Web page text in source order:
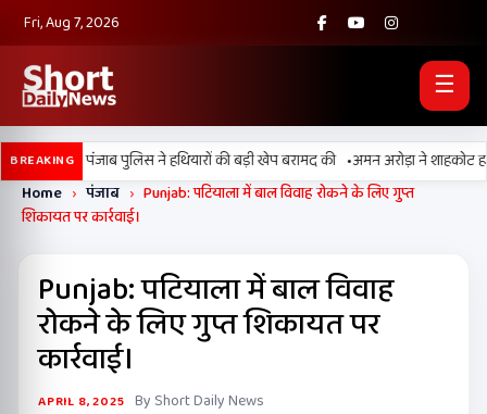
Fri, Aug 7, 2026
☰
BREAKING
BSF और पंजाब पुलिस ने हथियारों की बड़ी खेप बरामद की •अमन अरोड़ा ने शाहकोट हलके
Home › पंजाब › Punjab: पटियाला में बाल विवाह रोकने के लिए गुप्त
शिकायत पर कार्रवाई।
Punjab: पटियाला में बाल विवाह
रोकने के लिए गुप्त शिकायत पर
कार्रवाई।
APRIL 8, 2025 By Short Daily News